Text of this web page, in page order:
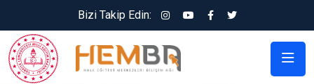
Bizi Takip Edin: